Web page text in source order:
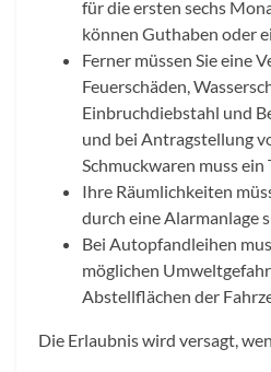
für die ersten sechs
können Guthaben oder
Ferner müssen Sie eine
Feuerschäden,
Einbruchdiebstahl und
und bei Antragstellung
Schmuckwaren muss
Ihre Räumlichkeiten
durch eine Alarmanlage
Bei Autopfandleihen
möglichen
Abstellflächen der
Die Erlaubnis wird versagt,